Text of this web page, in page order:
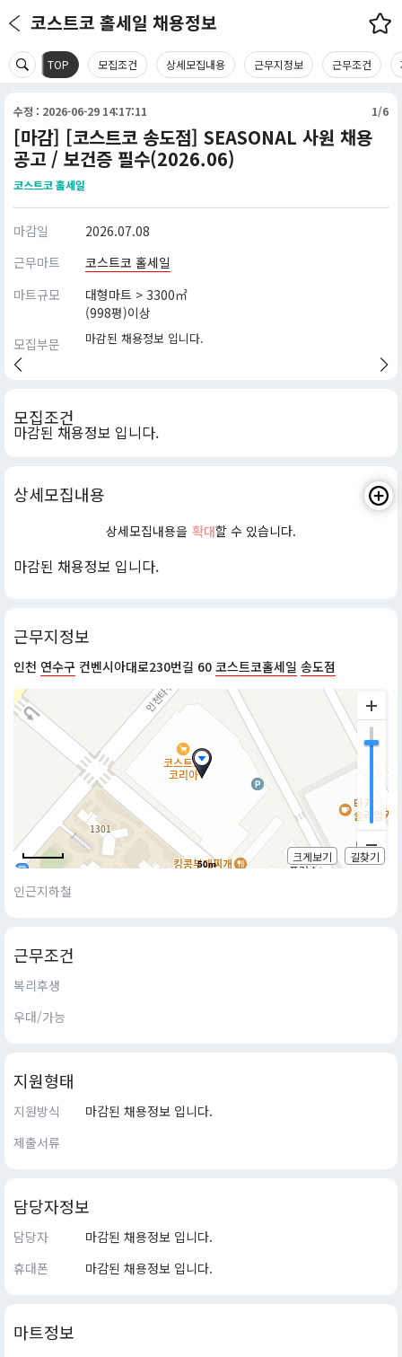
코스트코 홀세일 채용정보
TOP 모집조건 상세모집내용 근무지정보 근무조건
수정 : 2026-06-29 14:17:11 1/6
[마감] [코스트코 송도점] SEASONAL 사원 채용
공고 / 보건증 필수(2026.06)
코스트코 홀세일
마감일
2026.07.08
근무마트
코스트코 홀세일
마트규모
대형마트 > 3300㎡
(998평)이상
모집부문
마감된 채용정보 입니다.
모집조건
마감된 채용정보 입니다.
상세모집내용
상세모집내용을 확대할 수 있습니다.
마감된 채용정보 입니다.
근무지정보
인천 연수구 컨벤시아대로230번길 60 코스트코홀세일 송도점
50m
크게보기 길찾기
인근지하철
근무조건
복리후생
우대/가능
지원형태
지원방식
마감된 채용정보 입니다.
제출서류
담당자정보
담당자
마감된 채용정보 입니다.
휴대폰
마감된 채용정보 입니다.
마트정보